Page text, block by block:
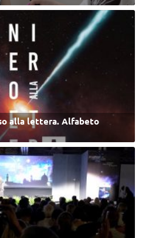
alla lettera. Alfabeto